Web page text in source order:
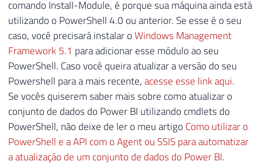
comando Install-Module, é porque sua máquina ainda está
utilizando o PowerShell 4.0 ou anterior. Se esse é o seu
caso, você precisará instalar oWindows Management
Framework 5.1 para adicionar esse módulo ao seu
PowerShell. Caso você queira atualizar a versão do seu
Powershell para a mais recente,acesse esse link aqui.
Se vocês quiserem saber mais sobre como atualizar o
conjunto de dados do Power BI utilizando cmdlets do
PowerShell, não deixe de ler o meu artigo Como utilizar o
PowerShell e a API com o Agent ou SSIS para automatizar
a atualização de um conjunto de dados do Power BI.